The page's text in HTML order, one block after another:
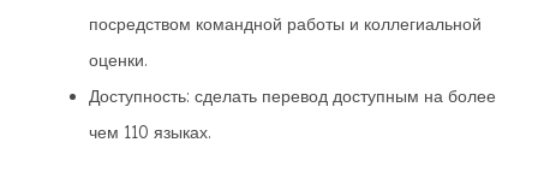
посредством командной работы и коллегиальной
оценки.
Доступность: сделать перевод доступным на более
чем 110 языках.